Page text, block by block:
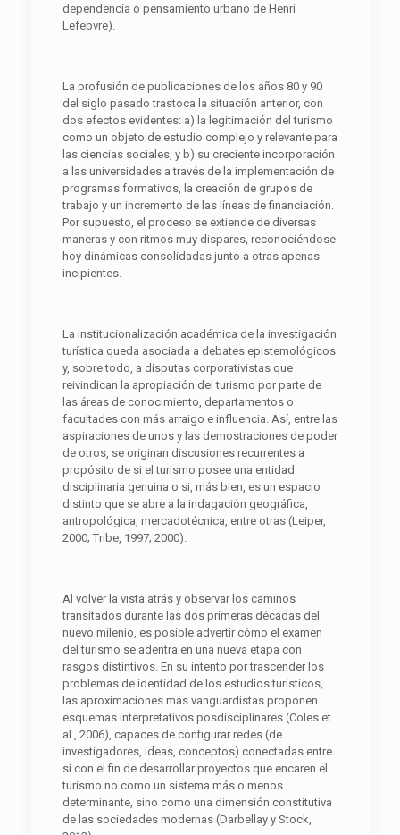
dependencia o pensamiento urbano de Henri
Lefebvre).
La profusión de publicaciones de los años 80 y 90
del siglo pasado trastoca la situación anterior, con
dos efectos evidentes: a) la legitimación del turismo
como un objeto de estudio complejo y relevante para
las ciencias sociales, y b) su creciente incorporación
a las universidades a través de la implementación de
programas formativos, la creación de grupos de
trabajo y un incremento de las líneas de financiación.
Por supuesto, el proceso se extiende de diversas
maneras y con ritmos muy dispares, reconociéndose
hoy dinámicas consolidadas junto a otras apenas
incipientes.
La institucionalización académica de la investigación
turística queda asociada a debates epistemológicos
y, sobre todo, a disputas corporativistas que
reivindican la apropiación del turismo por parte de
las áreas de conocimiento, departamentos o
facultades con más arraigo e influencia. Así, entre las
aspiraciones de unos y las demostraciones de poder
de otros, se originan discusiones recurrentes a
propósito de si el turismo posee una entidad
disciplinaria genuina o si, más bien, es un espacio
distinto que se abre a la indagación geográfica,
antropológica, mercadotécnica, entre otras (Leiper,
2000; Tribe, 1997; 2000).
Al volver la vista atrás y observar los caminos
transitados durante las dos primeras décadas del
nuevo milenio, es posible advertir cómo el examen
del turismo se adentra en una nueva etapa con
rasgos distintivos. En su intento por trascender los
problemas de identidad de los estudios turísticos,
las aproximaciones más vanguardistas proponen
esquemas interpretativos posdisciplinares (Coles et
al., 2006), capaces de configurar redes (de
investigadores, ideas, conceptos) conectadas entre
sí con el fin de desarrollar proyectos que encaren el
turismo no como un sistema más o menos
determinante, sino como una dimensión constitutiva
de las sociedades modernas (Darbellay y Stock,